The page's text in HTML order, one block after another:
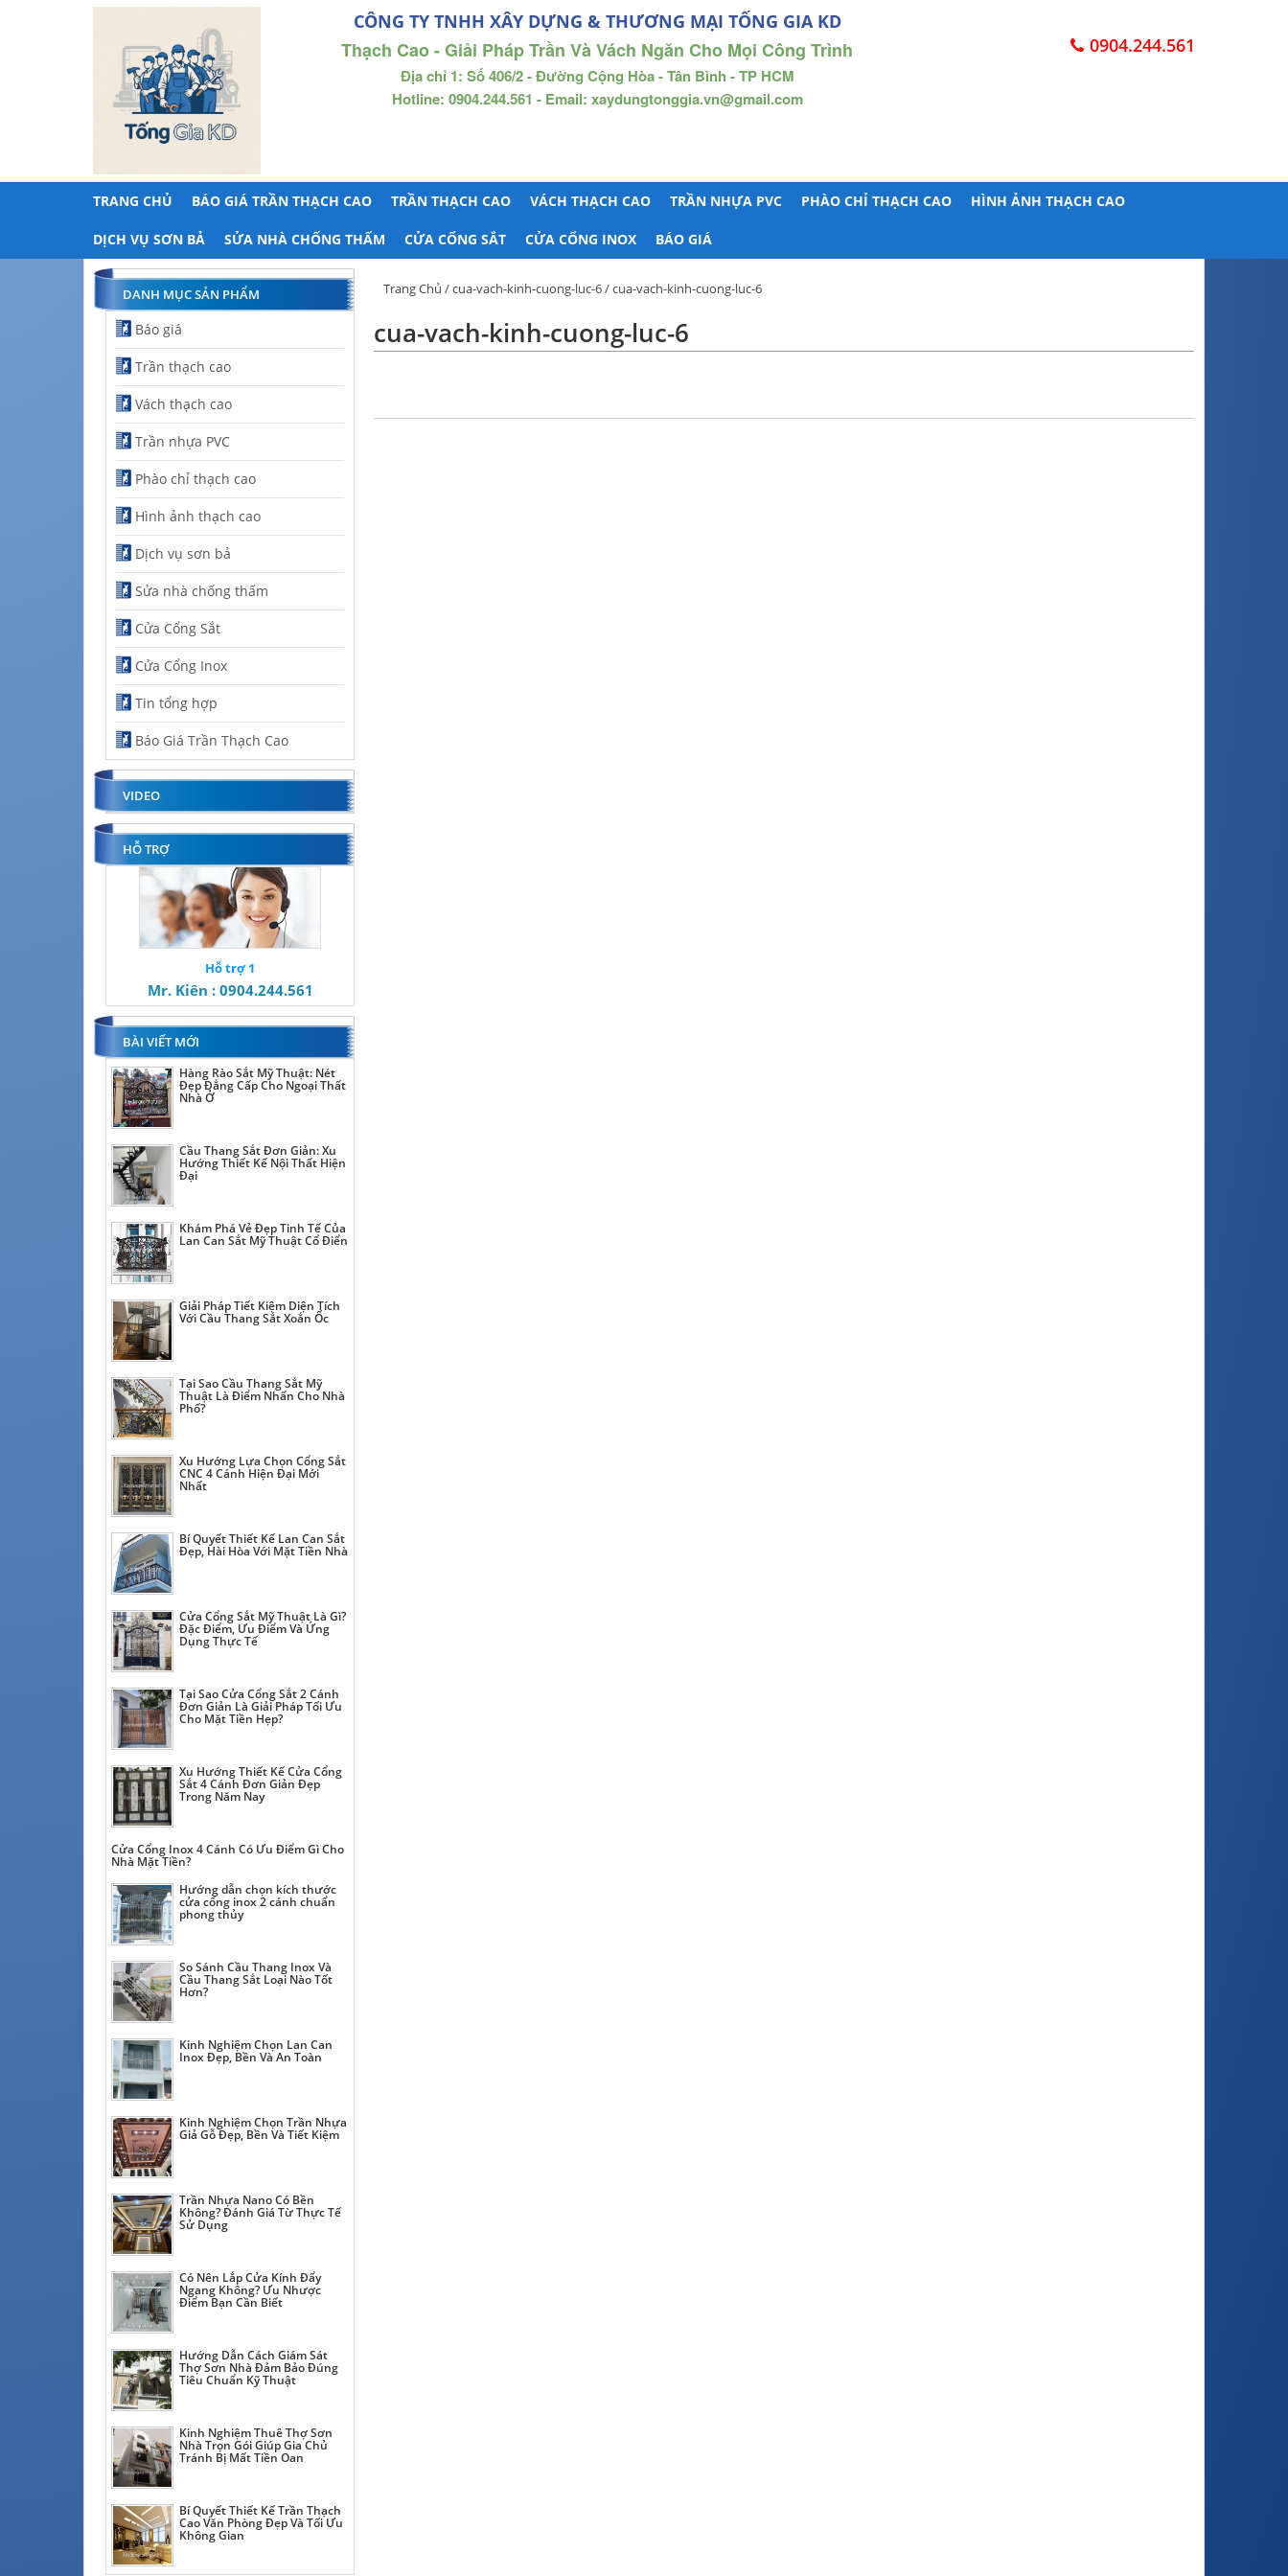
CÔNG TY TNHH XÂY DỰNG & THƯƠNG MẠI TỐNG GIA KD
Thạch Cao - Giải Pháp Trần Và Vách Ngăn Cho Mọi Công Trình
Địa chỉ 1: Số 406/2 - Đường Cộng Hòa - Tân Bình - TP HCM
Hotline: 0904.244.561 - Email: xaydungtonggia.vn@gmail.com
0904.244.561
TRANG CHỦ BÁO GIÁ TRẦN THẠCH CAO TRẦN THẠCH CAO VÁCH THẠCH CAO TRẦN NHỰA PVC PHÀO CHỈ THẠCH CAO HÌNH ẢNH THẠCH CAO
DỊCH VỤ SƠN BẢ SỬA NHÀ CHỐNG THẤM CỬA CỔNG SẮT CỬA CỔNG INOX BÁO GIÁ
Trang Chủ /cua-vach-kinh-cuong-luc-6/ cua-vach-kinh-cuong-luc-6
cua-vach-kinh-cuong-luc-6
DANH MỤC SẢN PHẨM
Báo giá
Trần thạch cao
Vách thạch cao
Trần nhựa PVC
Phào chỉ thạch cao
Hình ảnh thạch cao
Dịch vụ sơn bả
Sửa nhà chống thấm
Cửa Cổng Sắt
Cửa Cổng Inox
Tin tổng hợp
Báo Giá Trần Thạch Cao
VIDEO
HỖ TRỢ
Hỗ trợ 1
Mr. Kiên : 0904.244.561
BÀI VIẾT MỚI
Hàng Rào Sắt Mỹ Thuật: Nét
Đẹp Đẳng Cấp Cho Ngoại Thất
Nhà Ở
Cầu Thang Sắt Đơn Giản: Xu
Hướng Thiết Kế Nội Thất Hiện
Đại
Khám Phá Vẻ Đẹp Tinh Tế Của
Lan Can Sắt Mỹ Thuật Cổ Điển
Giải Pháp Tiết Kiệm Diện Tích
Với Cầu Thang Sắt Xoắn Ốc
Tại Sao Cầu Thang Sắt Mỹ
Thuật Là Điểm Nhấn Cho Nhà
Phố?
Xu Hướng Lựa Chọn Cổng Sắt
CNC 4 Cánh Hiện Đại Mới
Nhất
Bí Quyết Thiết Kế Lan Can Sắt
Đẹp, Hài Hòa Với Mặt Tiền Nhà
Cửa Cổng Sắt Mỹ Thuật Là Gì?
Đặc Điểm, Ưu Điểm Và Ứng
Dụng Thực Tế
Tại Sao Cửa Cổng Sắt 2 Cánh
Đơn Giản Là Giải Pháp Tối Ưu
Cho Mặt Tiền Hẹp?
Xu Hướng Thiết Kế Cửa Cổng
Sắt 4 Cánh Đơn Giản Đẹp
Trong Năm Nay
Cửa Cổng Inox 4 Cánh Có Ưu Điểm Gì Cho
Nhà Mặt Tiền?
Hướng dẫn chọn kích thước
cửa cổng inox 2 cánh chuẩn
phong thủy
So Sánh Cầu Thang Inox Và
Cầu Thang Sắt Loại Nào Tốt
Hơn?
Kinh Nghiệm Chọn Lan Can
Inox Đẹp, Bền Và An Toàn
Kinh Nghiệm Chọn Trần Nhựa
Giả Gỗ Đẹp, Bền Và Tiết Kiệm
Trần Nhựa Nano Có Bền
Không? Đánh Giá Từ Thực Tế
Sử Dụng
Có Nên Lắp Cửa Kính Đẩy
Ngang Không? Ưu Nhược
Điểm Bạn Cần Biết
Hướng Dẫn Cách Giám Sát
Thợ Sơn Nhà Đảm Bảo Đúng
Tiêu Chuẩn Kỹ Thuật
Kinh Nghiệm Thuê Thợ Sơn
Nhà Trọn Gói Giúp Gia Chủ
Tránh Bị Mất Tiền Oan
Bí Quyết Thiết Kế Trần Thạch
Cao Văn Phòng Đẹp Và Tối Ưu
Không Gian